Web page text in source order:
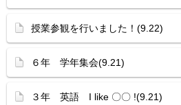
授業参観を行いました！(9.22)
６年 学年集会(9.21)
３年 英語 I like 〇〇 !(9.21)